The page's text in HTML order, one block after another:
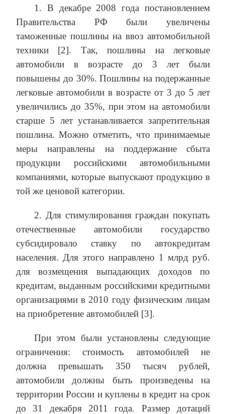
1. В декабре 2008 года постановлением
Правительства РФ были увеличены
таможенные пошлины на ввоз автомобильной
техники [2]. Так, пошлины на легковые
автомобили в возрасте до 3 лет были
повышены до 30%. Пошлины на подержанные
легковые автомобили в возрасте от 3 до 5 лет
увеличились до 35%, при этом на автомобили
старше 5 лет устанавливается запретительная
пошлина. Можно отметить, что принимаемые
меры направлены на поддержание сбыта
продукции российскими автомобильными
компаниями, которые выпускают продукцию в
той же ценовой категории.
2. Для стимулирования граждан покупать
отечественные автомобили государство
субсидировало ставку по автокредитам
населения. Для этого направлено 1 млрд руб.
для возмещения выпадающих доходов по
кредитам, выданным российскими кредитными
организациями в 2010 году физическим лицам
на приобретение автомобилей [3].
При этом были установлены следующие
ограничения: стоимость автомобилей не
должна превышать 350 тысяч рублей,
автомобили должны быть произведены на
территории России и куплены в кредит на срок
до 31 декабря 2011 года. Размер дотаций